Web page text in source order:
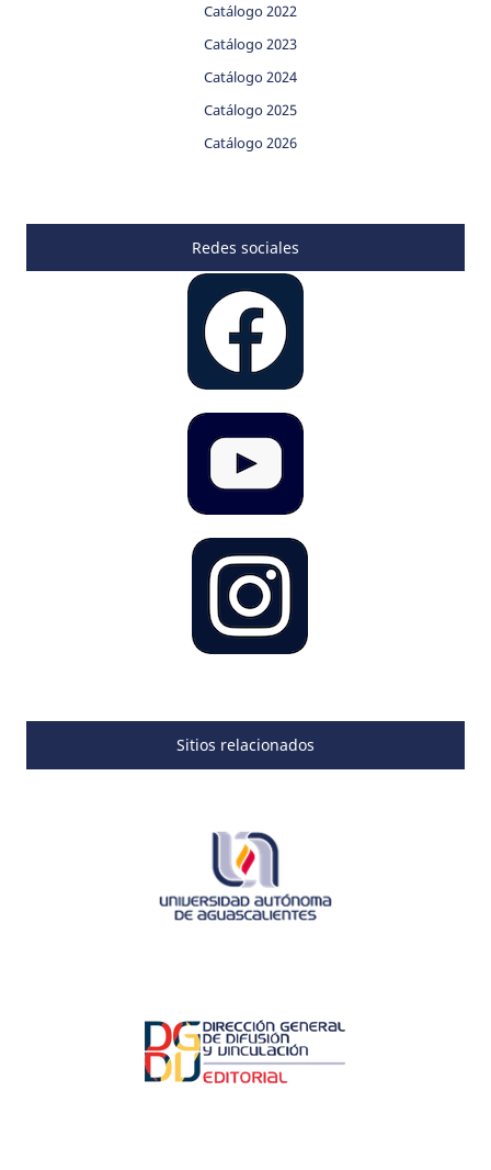
Catálogo 2022
Catálogo 2023
Catálogo 2024
Catálogo 2025
Catálogo 2026
Redes sociales
Sitios relacionados